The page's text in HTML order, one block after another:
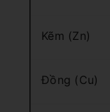
Kẽm (Zn)
Đồng (Cu)